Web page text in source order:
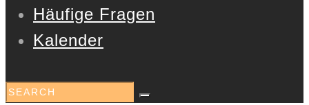
Häufige Fragen
Kalender